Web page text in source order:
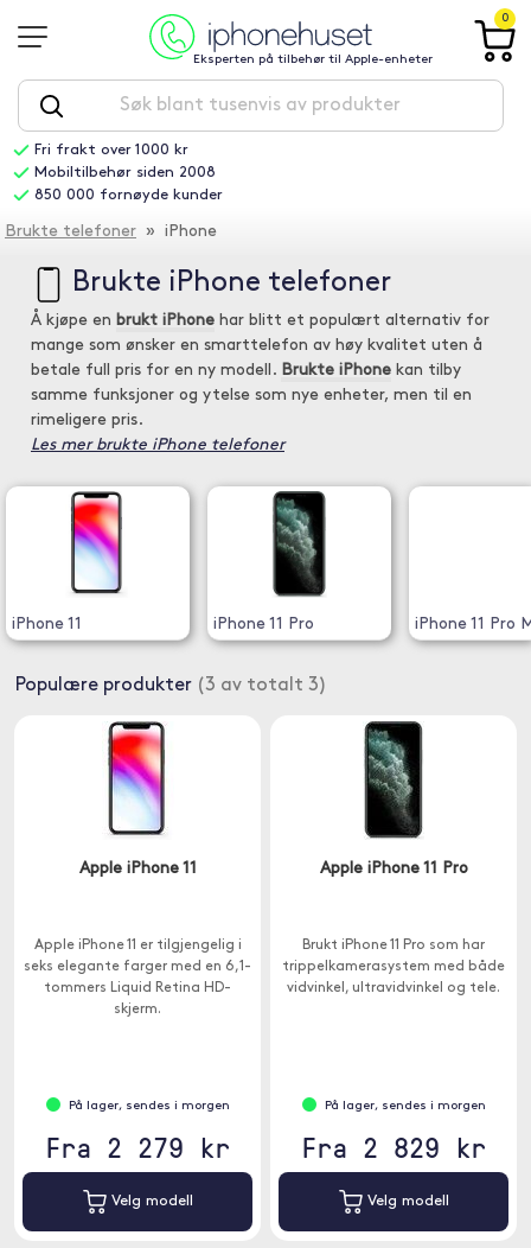
Eksperten på tilbehør til Apple-enheter
0
Fri frakt over 1000 kr
Mobiltilbehør siden 2008
850 000 fornøyde kunder
Brukte telefoner » iPhone
Brukte iPhone telefoner
Å kjøpe en brukt iPhone har blitt et populært alternativ for
mange som ønsker en smarttelefon av høy kvalitet uten å
betale full pris for en ny modell. Brukte iPhone kan tilby
samme funksjoner og ytelse som nye enheter, men til en
rimeligere pris.
Les mer brukte iPhone telefoner
iPhone 11 iPhone 11 Pro iPhone 11 Pro
Populære produkter (3 av totalt 3)
Apple iPhone 11
Apple iPhone 11 er tilgjengelig i
seks elegante farger med en 6,1-
tommers Liquid Retina HD-
skjerm.
På lager, sendes i morgen
Fra 2 279 kr
Velg modell
Apple iPhone 11 Pro
Brukt iPhone 11 Pro som har
trippelkamerasystem med både
vidvinkel, ultravidvinkel og tele.
På lager, sendes i morgen
Fra 2 829 kr
Velg modell